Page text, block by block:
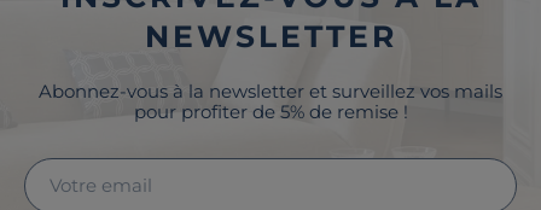
NEWSLETTER
Abonnez-vous à la newsletter et surveillez vos mails
pour profiter de 5% de remise !